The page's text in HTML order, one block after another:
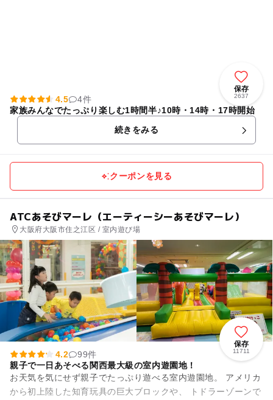
保存
2637
4.5
4件
家族みんなでたっぷり楽しむ1時間半♪10時・14時・17時開始
続きをみる
クーポンを見る
ATCあそびマーレ（エーティーシーあそびマーレ）
大阪府大阪市住之江区 / 室内遊び場
保存
11711
4.2
99件
親子で一日あそべる関西最大級の室内遊園地！
お天気を気にせず親子でたっぷり遊べる室内遊園地。 アメリカ
から初上陸した知育玩具の巨大ブロックや、 トドラーゾーンで